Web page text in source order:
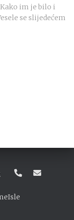
im je bilo i
se slijedećem